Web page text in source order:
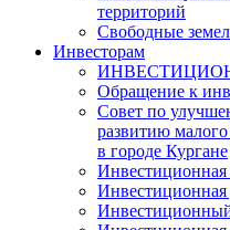
территорий
Свободные
Инвесторам
Обращение к
Совет по
развитию
в городе Кургане
Инвестиционная
Инвестиционная